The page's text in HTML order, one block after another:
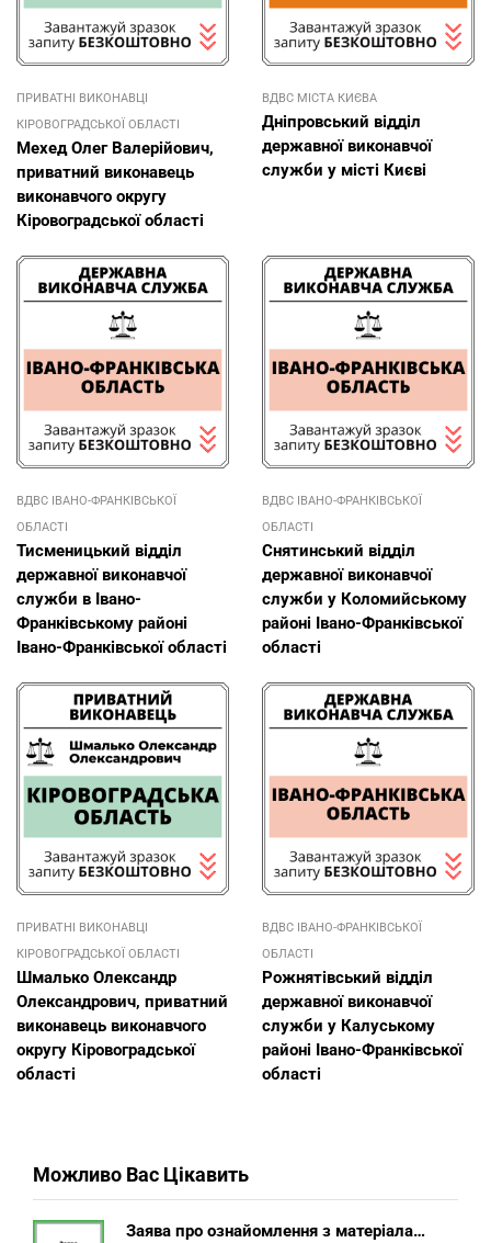
ПРИВАТНІ ВИКОНАВЦІ
КІРОВОГРАДСЬКОЇ ОБЛАСТІ
Мехед Олег Валерійович,
приватний виконавець
виконавчого округу
Кіровоградської області
ВДВС МІСТА КИЄВА
Дніпровський відділ
державної виконавчої
служби у місті Києві
ВДВС ІВАНО-ФРАНКІВСЬКОЇ
ОБЛАСТІ
Тисменицький відділ
державної виконавчої
служби в Івано-
Франківському районі
Івано-Франківської області
ВДВС ІВАНО-ФРАНКІВСЬКОЇ
ОБЛАСТІ
Снятинський відділ
державної виконавчої
служби у Коломийському
районі Івано-Франківської
області
ПРИВАТНІ ВИКОНАВЦІ
КІРОВОГРАДСЬКОЇ ОБЛАСТІ
Шмалько Олександр
Олександрович, приватний
виконавець виконавчого
округу Кіровоградської
області
ВДВС ІВАНО-ФРАНКІВСЬКОЇ
ОБЛАСТІ
Рожнятівський відділ
державної виконавчої
служби у Калуському
районі Івано-Франківської
області
Можливо Вас Цікавить
Заява про ознайомлення з матеріалами виконавчого провадження (зразок, шаблон 2025 року)